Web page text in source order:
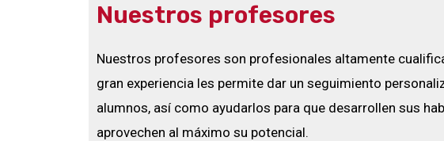
Nuestros profesores
Nuestros profesores son profesionales altamente
gran experiencia les permite dar un seguimiento
alumnos, así como ayudarlos para que desarrollen sus
aprovechen al máximo su potencial.